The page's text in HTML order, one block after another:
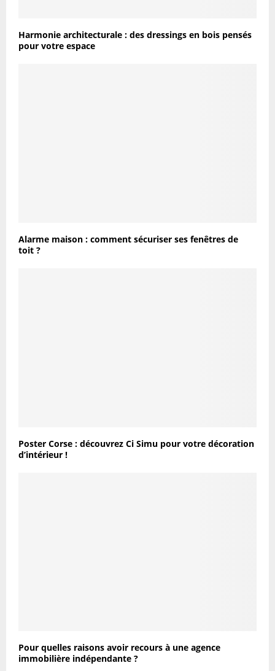
Harmonie architecturale : des dressings en bois pensés
pour votre espace
Alarme maison : comment sécuriser ses fenêtres de
toit ?
Poster Corse : découvrez Ci Simu pour votre décoration
d’intérieur !
Pour quelles raisons avoir recours à une agence
immobilière indépendante ?